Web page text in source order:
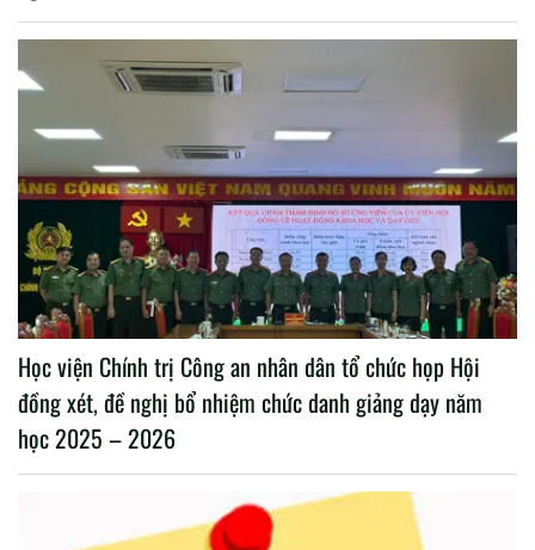
Học viện Chính trị Công an nhân dân tổ chức họp Hội
đồng xét, đề nghị bổ nhiệm chức danh giảng dạy năm
học 2025 – 2026